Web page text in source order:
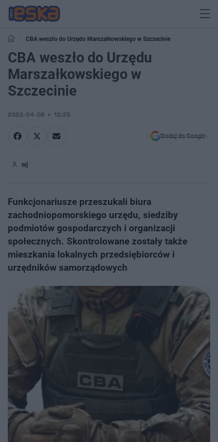
CBA weszło do Urzędu Marszałkowskiego w Szczecinie
CBA weszło do Urzędu
Marszałkowskiego w
Szczecinie
2022-04-06 12:25
Dodaj do Google
wj
Funkcjonariusze przeszukali biura
zachodniopomorskiego urzędu, siedziby
podmiotów gospodarczych i organizacji
społecznych. Skontrolowane zostały także
mieszkania lokalnych przedsiębiorców i
urzędników samorządowych